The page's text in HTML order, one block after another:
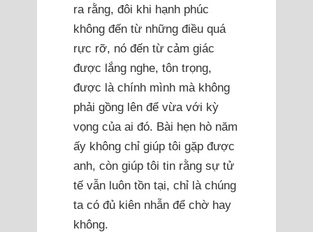
ra rằng, đôi khi hạnh phúc
không đến từ những điều quá
rực rỡ, nó đến từ cảm giác
được lắng nghe, tôn trọng,
được là chính mình mà không
phải gồng lên để vừa với kỳ
vọng của ai đó. Bài hẹn hò năm
ấy không chỉ giúp tôi gặp được
anh, còn giúp tôi tin rằng sự tử
tế vẫn luôn tồn tại, chỉ là chúng
ta có đủ kiên nhẫn để chờ hay
không.